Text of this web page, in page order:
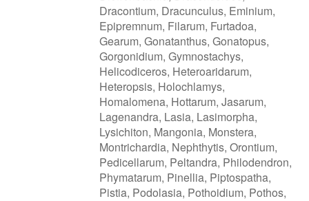
Dracontium, Dracunculus, Eminium,
Epipremnum, Filarum, Furtadoa,
Gearum, Gonatanthus, Gonatopus,
Gorgonidium, Gymnostachys,
Helicodiceros, Heteroaridarum,
Heteropsis, Holochlamys,
Homalomena, Hottarum, Jasarum,
Lagenandra, Lasia, Lasimorpha,
Lysichiton, Mangonia, Monstera,
Montrichardia, Nephthytis, Orontium,
Pedicellarum, Peltandra, Philodendron,
Phymatarum, Pinellia, Piptospatha,
Pistia, Podolasia, Pothoidium, Pothos,